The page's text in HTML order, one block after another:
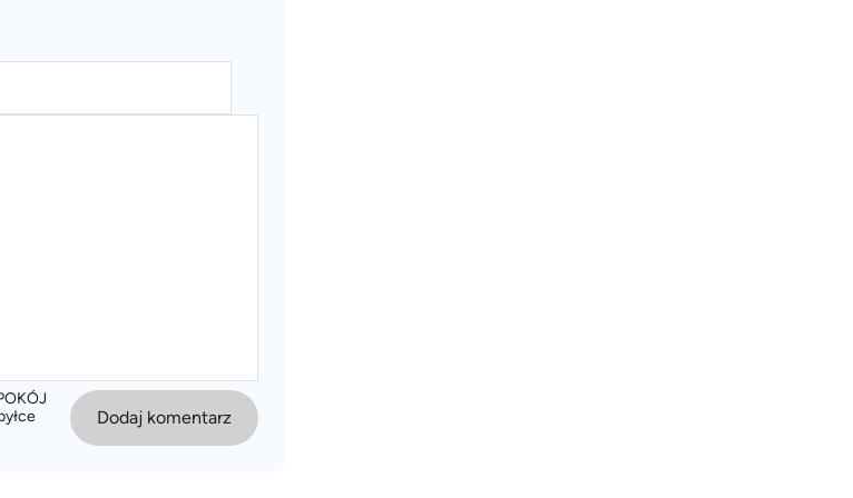
Dodaj komentarz